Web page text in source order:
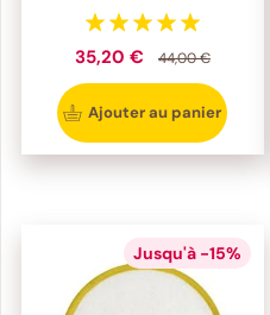
35,20 € 44,00 €
Ajouter au panier
Jusqu'à -15%